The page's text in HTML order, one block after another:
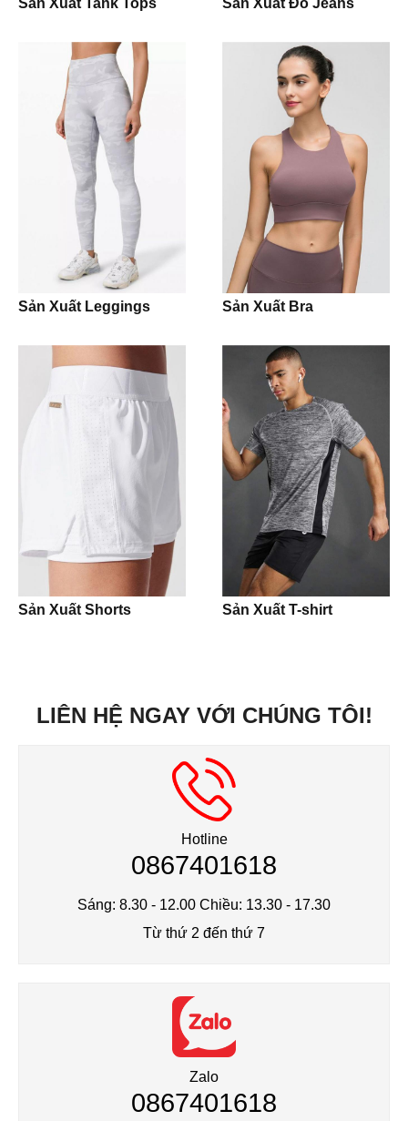
Jogging Trouser
Workwear
Uniform
Hoodie
T-shirt
Boxer
Pijamas
Sản Xuất Tank Tops Sản Xuất Đồ Jeans
Sản Xuất Leggings Sản Xuất Bra
Sản Xuất Shorts Sản Xuất T-shirt
LIÊN HỆ NGAY VỚI CHÚNG TÔI!
Hotline
0867401618
Sáng: 8.30 - 12.00 Chiều: 13.30 - 17.30
Từ thứ 2 đến thứ 7
Zalo
0867401618